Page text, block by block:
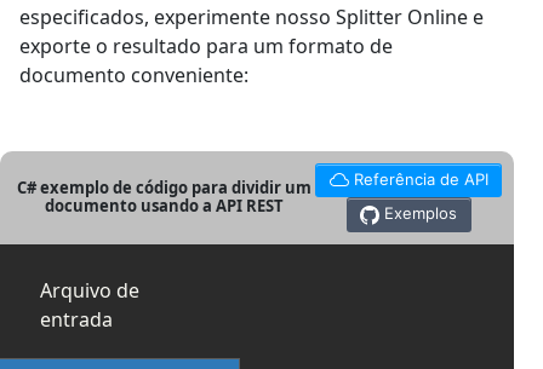
especificados, experimente nosso Splitter Online e
exporte o resultado para um formato de
documento conveniente:
C# exemplo de código para dividir um
documento usando a API REST
Referência de API
Exemplos
Arquivo de
entrada